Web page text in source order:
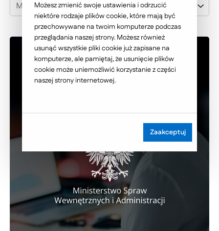
MSWMożesz zmienić swoje ustawienia i odrzucić
niektóre rodzaje plików cookie, które mają być
przechowywane na twoim komputerze podczas
przeglądania naszej strony. Możesz również
usunąć wszystkie pliki cookie już zapisane na
komputerze, ale pamiętaj, że usunięcie plików
cookie może uniemożliwić korzystanie z części
naszej strony internetowej.
Zaakceptuj